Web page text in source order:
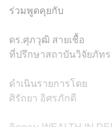
ร่วมพูดคุยกับ
ดร.ศุภวุฒิ สายเชื้อ
ที่ปรึกษาสถาบันวิจัยภัท
ดำเนินรายการโดย
ศิรัถยา อิศรภักดี